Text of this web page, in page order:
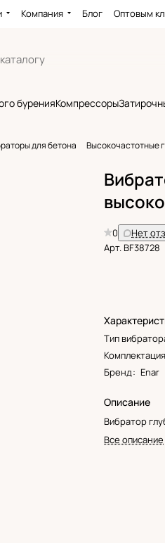
Компания Блог Оптовым
буренияКомпрессоры
для бетона Высокочастотные
0
Нет
Арт.BF38728
Тип
Комплектация
Бренд: Enar
Описание
Вибратор
Все описание